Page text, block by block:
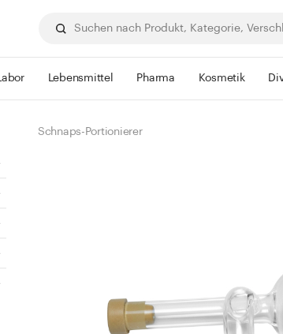
Lebensmittel Pharma Kosmetik
Schnaps-Portionierer